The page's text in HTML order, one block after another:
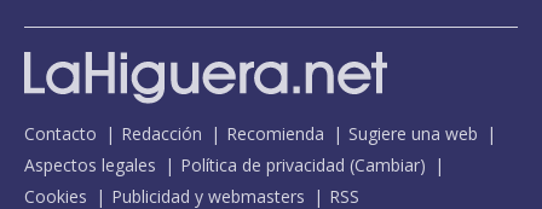
Contacto Redacción Recomienda
Sugiere una web
Aspectos legales
Política de privacidad (Cambiar)
Cookies
Publicidad y webmasters RSS